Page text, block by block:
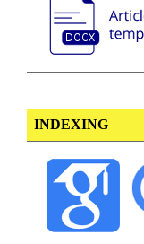
INDEXING